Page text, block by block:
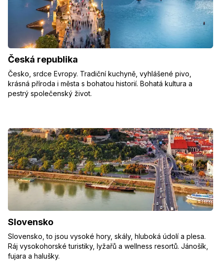
Česká republika
Česko, srdce Evropy. Tradiční kuchyně, vyhlášené pivo,
krásná příroda i města s bohatou historií. Bohatá kultura a
pestrý společenský život.
Slovensko
Slovensko, to jsou vysoké hory, skály, hluboká údolí a plesa.
Ráj vysokohorské turistiky, lyžařů a wellness resortů. Jánošík,
fujara a halušky.